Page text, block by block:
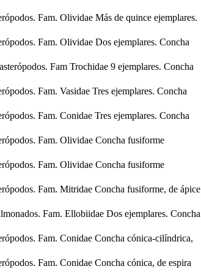
Fam. Olividae Más de quince ejemplares.
Fam. Olividae Dos ejemplares. Concha
Fam Trochidae 9 ejemplares. Concha
Fam. Vasidae Tres ejemplares. Concha
Fam. Conidae Tres ejemplares. Concha
Fam. Olividae Concha fusiforme
Fam. Olividae Concha fusiforme
Fam. Mitridae Concha fusiforme, de ápice
Fam. Ellobiidae Dos ejemplares. Concha
Fam. Conidae Concha cónica-cilíndrica,
Fam. Conidae Concha cónica, de espira